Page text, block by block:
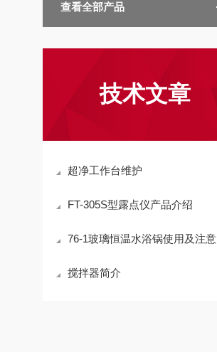
查看全部产品
技术文章
超净工作台维护
FT-305S型露点仪产品介绍
76-1玻璃恒温水浴锅使用及注意事项
搅拌器简介